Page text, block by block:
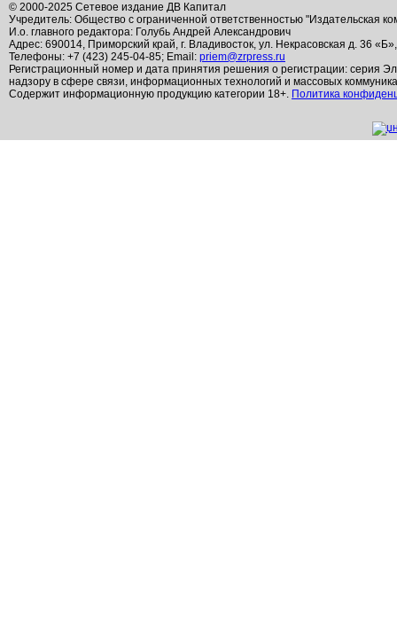
© 2000-2025 Сетевое издание ДВ Капитал
Учредитель: Общество с ограниченной ответственностью "Издательская
И.о. главного редактора: Голубь Андрей Александрович
Адрес: 690014, Приморский край, г. Владивосток, ул. Некрасовская д. 36
Телефоны: +7 (423) 245-04-85; Email: priem@zrpress.ru
Регистрационный номер и дата принятия решения о регистрации: серия
надзору в сфере связи, информационных технологий и массовых
Содержит информационную продукцию категории 18+. Политика